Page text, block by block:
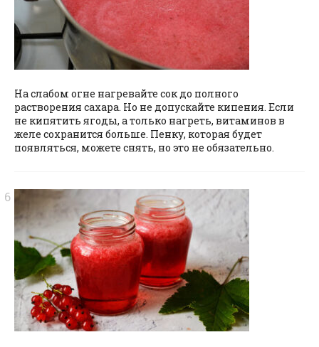
На слабом огне нагревайте сок до полного
растворения сахара. Но не допускайте кипения. Если
не кипятить ягоды, а только нагреть, витаминов в
желе сохранится больше. Пенку, которая будет
появляться, можете снять, но это не обязательно.